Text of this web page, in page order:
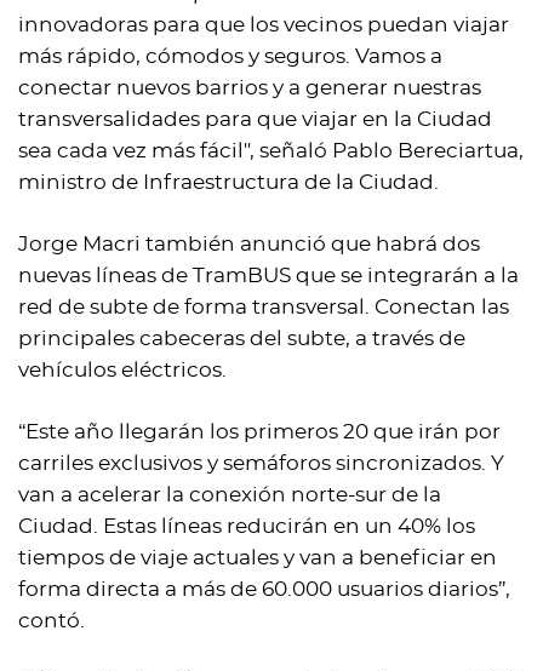
innovadoras para que los vecinos puedan viajar
más rápido, cómodos y seguros. Vamos a
conectar nuevos barrios y a generar nuestras
transversalidades para que viajar en la Ciudad
sea cada vez más fácil", señaló Pablo Bereciartua,
ministro de Infraestructura de la Ciudad.
Jorge Macri también anunció que habrá dos
nuevas líneas de TramBUS que se integrarán a la
red de subte de forma transversal. Conectan las
principales cabeceras del subte, a través de
vehículos eléctricos.
“Este año llegarán los primeros 20 que irán por
carriles exclusivos y semáforos sincronizados. Y
van a acelerar la conexión norte-sur de la
Ciudad. Estas líneas reducirán en un 40% los
tiempos de viaje actuales y van a beneficiar en
forma directa a más de 60.000 usuarios diarios”,
contó.